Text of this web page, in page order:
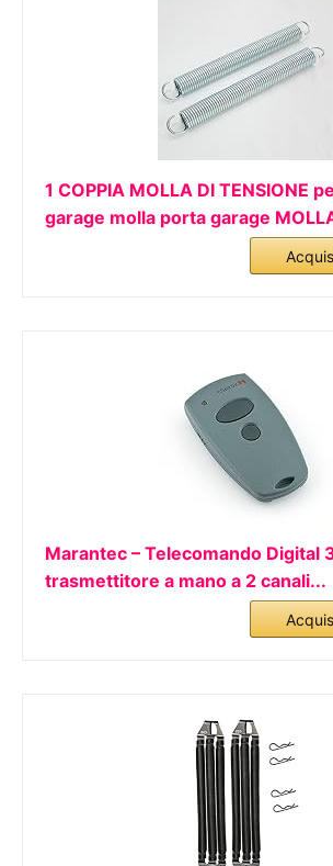
1 COPPIA MOLLA DI TENSIONE
garage molla porta garage
Marantec – Telecomando Digital
trasmettitore a mano a 2 canali...